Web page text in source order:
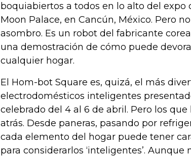
boquiabiertos a todos en lo alto del
Moon Palace, en Cancún, México. Pero
asombro. Es un robot del fabricante
una demostración de cómo puede
cualquier hogar.
El Hom-bot Square es, quizá, el más
electrodomésticos inteligentes
celebrado del 4 al 6 de abril. Pero los
atrás. Desde paneras, pasando por
cada elemento del hogar puede tener
para considerarlos ‘inteligentes’.